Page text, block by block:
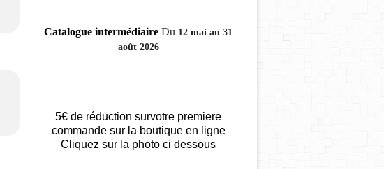
Catalogue intermédiaire Du 12 mai au 31
août 2026
5€ de réduction survotre premiere
commande sur la boutique en ligne
Cliquez sur la photo ci dessous